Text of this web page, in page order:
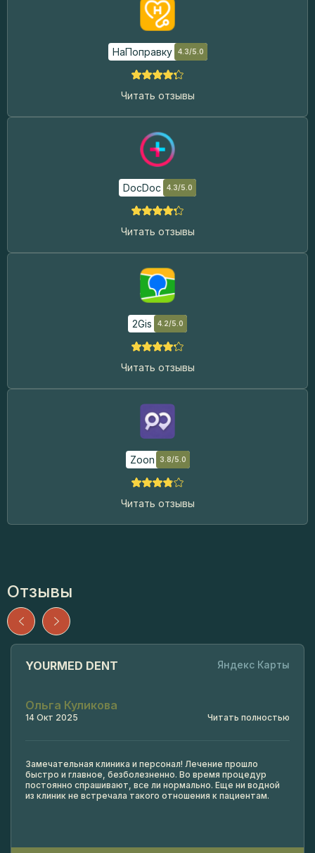
НаПоправку 4.3/5.0
Читать отзывы
DocDoc 4.3/5.0
Читать отзывы
2Gis 4.2/5.0
Читать отзывы
Zoon 3.8/5.0
Читать отзывы
Отзывы
YOURMED DENT Яндекс Карты
Ольга Куликова
14 Окт 2025 Читать полностью
Замечательная клиника и персонал! Лечение прошло
быстро и главное, безболезненно. Во время процедур
постоянно спрашивают, все ли нормально. Еще ни водной
из клиник не встречала такого отношения к пациентам.